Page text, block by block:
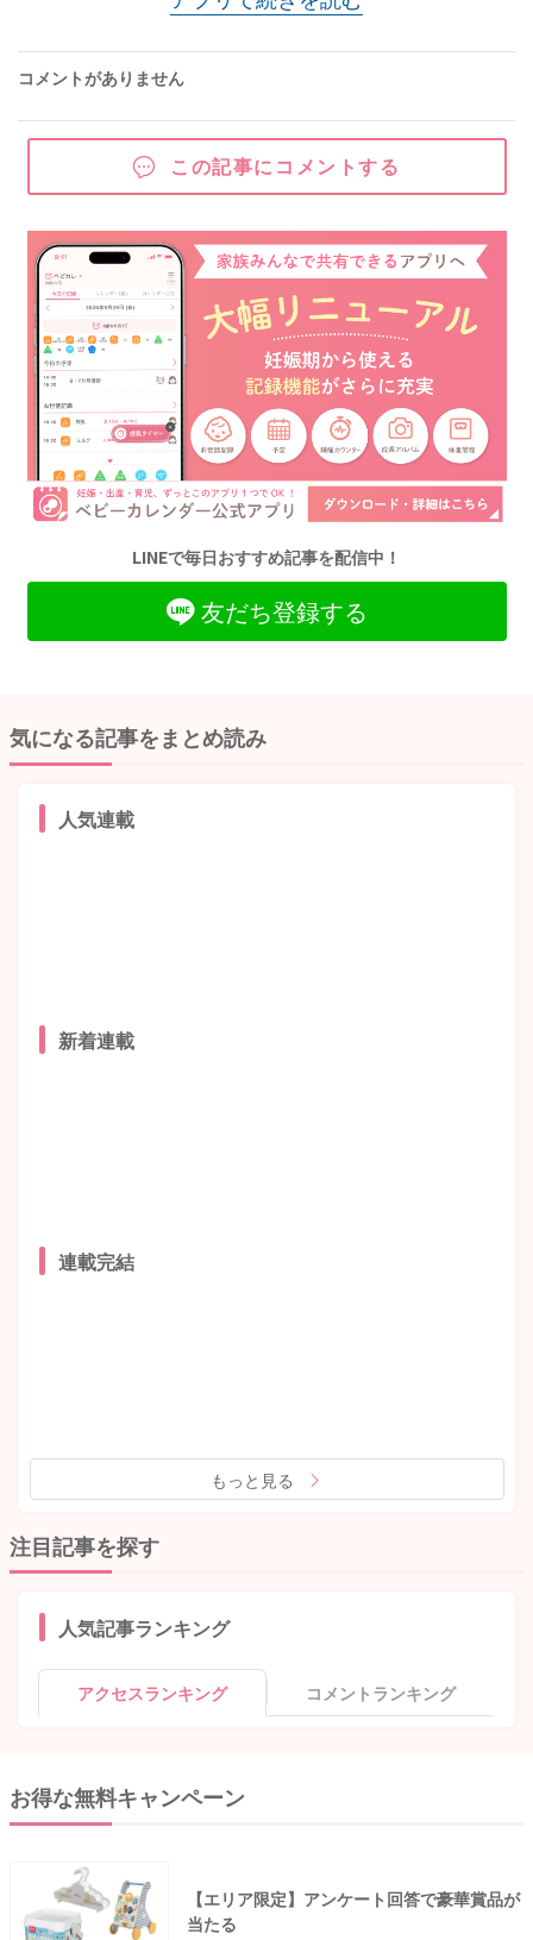
コメントがありません
この記事にコメントする
LINEで毎日おすすめ記事を配信中！
友だち登録する
気になる記事をまとめ読み
人気連載
新着連載
連載完結
もっと見る
注目記事を探す
人気記事ランキング
アクセスランキング コメントランキング
お得な無料キャンペーン
【エリア限定】アンケート回答で豪華賞品が
当たる